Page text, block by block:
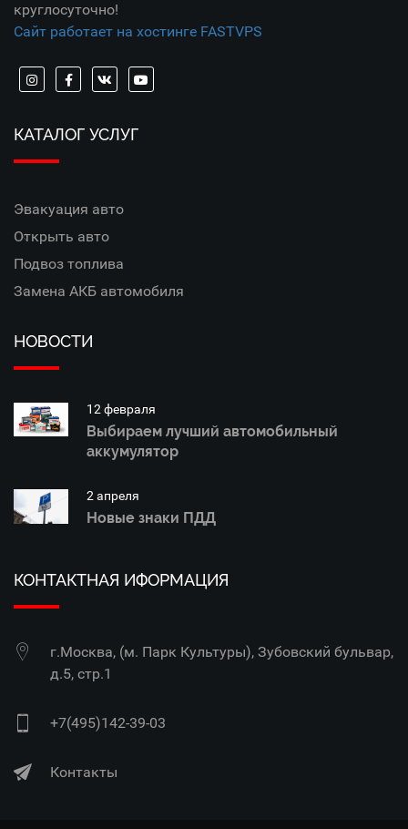
круглосуточно!
Сайт работает на хостинге FASTVPS
КАТАЛОГ УСЛУГ
Эвакуация авто
Открыть авто
Подвоз топлива
Замена АКБ автомобиля
НОВОСТИ
12 февраля
Выбираем лучший автомобильный
аккумулятор
2 апреля
Новые знаки ПДД
КОНТАКТНАЯ ИФОРМАЦИЯ
г.Москва, (м. Парк Культуры), Зубовский бульвар,
д.5, стр.1
+7(495)142-39-03
Контакты